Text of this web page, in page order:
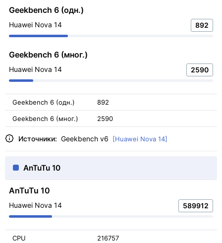
Geekbench 6 (одн.)
Huawei Nova 14 892
Geekbench 6 (мног.)
Huawei Nova 14 2590
Geekbench 6 (одн.) 892
Geekbench 6 (мног.) 2590
Источники: Geekbench v6 [Huawei Nova 14]
AnTuTu 10
AnTuTu 10
Huawei Nova 14 589912
CPU 216757